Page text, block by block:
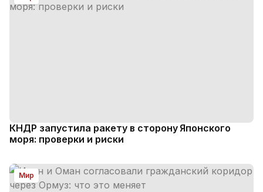
КНДР запустила ракету в сторону Японского
моря: проверки и риски
Мир